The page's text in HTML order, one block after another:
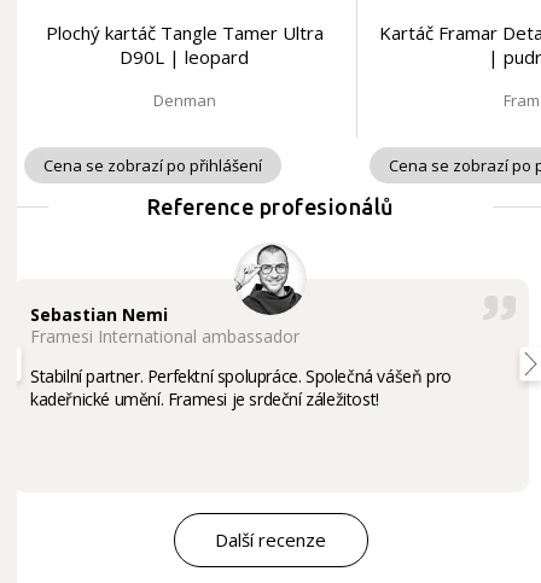
Plochý kartáč Tangle Tamer Ultra
D90L | leopard
Denman
Cena se zobrazí po přihlášení
Kartáč Framar
|
Cena se zobrazí po
Reference profesionálů
Sebastian Nemi
Framesi International ambassador
Stabilní partner. Perfektní spolupráce. Společná vášeň pro
kadeřnické umění. Framesi je srdeční záležitost!
Další recenze